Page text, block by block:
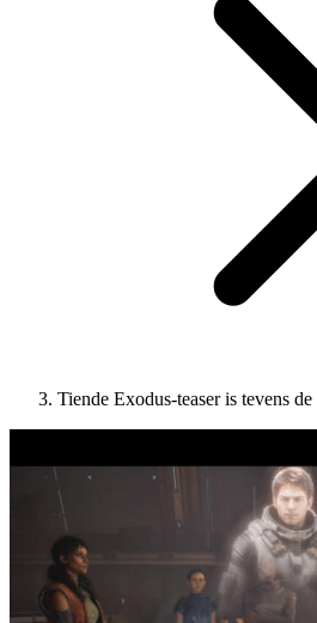
Tiende Exodus-teaser is tevens